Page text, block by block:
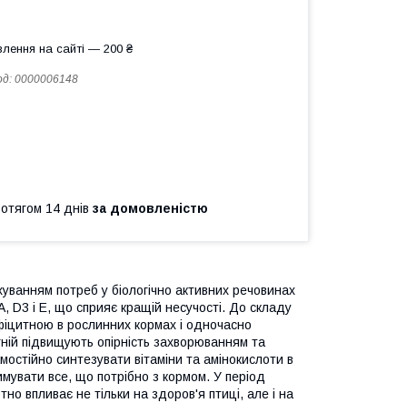
на сайті — 200 ₴
0000006148
14 днів за домовленістю
потреб у біологічно активних речовинах
D3 і Е, що сприяє кращій несучості. До складу
в рослинних кормах і одночасно
підвищують опірність захворюванням та
синтезувати вітаміни та амінокислоти в
все, що потрібно з кормом. У період
впливає не тільки на здоров'я птиці, але і на